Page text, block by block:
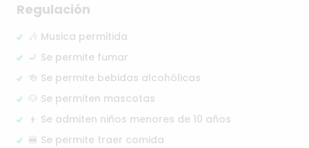
Regulación
🎶 Musica permitida
🚬 Se permite fumar
🍻 Se permite bebidas alcohólicas
🐶 Se permiten mascotas
👦 Se admiten niños menores de 10 años
🍔 Se permite traer comida